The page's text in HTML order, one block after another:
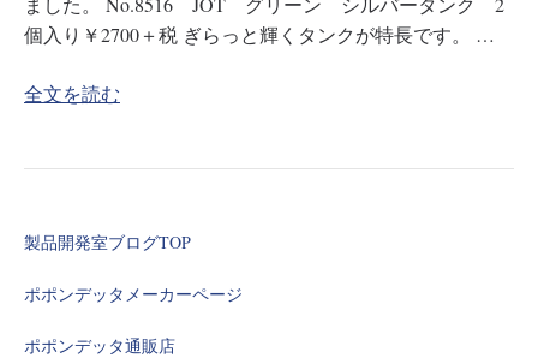
個入り￥2700＋税 ぎらっと輝くタンクが特長です。 …
全文を読む
製品開発室ブログTOP
ポポンデッタメーカーページ
ポポンデッタ通販店